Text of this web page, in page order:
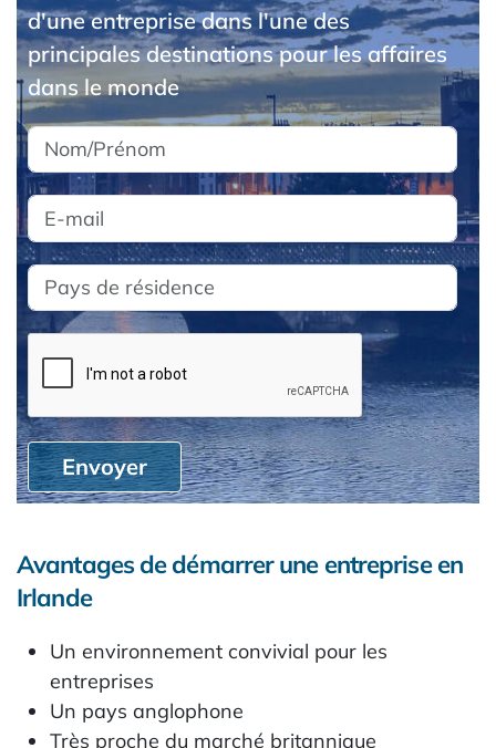
d'une entreprise dans l'une des
principales destinations pour les affaires
dans le monde
Envoyer
Avantages de démarrer une entreprise en
Irlande
Un environnement convivial pour les
entreprises
Un pays anglophone
Très proche du marché britannique